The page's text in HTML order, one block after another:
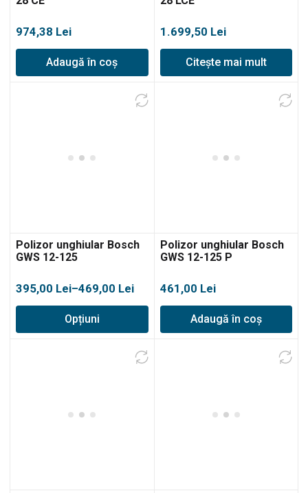
974,38 Lei
Adaugă în coș
1.699,50 Lei
Citește mai mult
Polizor unghiular Bosch
GWS 12-125
395,00 Lei–469,00 Lei
Interval
de
Opțiuni
Polizor unghiular Bosch
GWS 12-125 P
461,00 Lei
Adaugă în coș